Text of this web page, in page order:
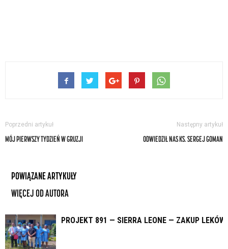
Poprzedni artykuł
MÓJ PIERWSZY TYDZIEŃ W GRUZJI
Następny artykuł
ODWIEDZIŁ NAS KS. SERGEJ GOMAN
POWIĄZANE ARTYKUŁY
WIĘCEJ OD AUTORA
PROJEKT 891 — SIERRA LEONE — ZAKUP LEKÓW